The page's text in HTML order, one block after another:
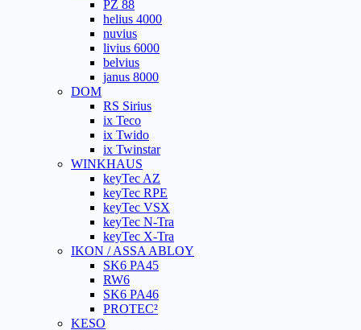
PZ 88
helius 4000
nuvius
livius 6000
belvius
janus 8000
DOM
RS Sirius
ix Teco
ix Twido
ix Twinstar
WINKHAUS
keyTec AZ
keyTec RPE
keyTec VSX
keyTec N-Tra
keyTec X-Tra
IKON / ASSA ABLOY
SK6 PA45
RW6
SK6 PA46
PROTEC²
KESO